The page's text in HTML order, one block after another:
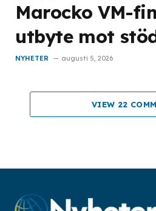
Marocko VM-
utbyte mot
NYHETER augusti 5, 2026
VIEW 22